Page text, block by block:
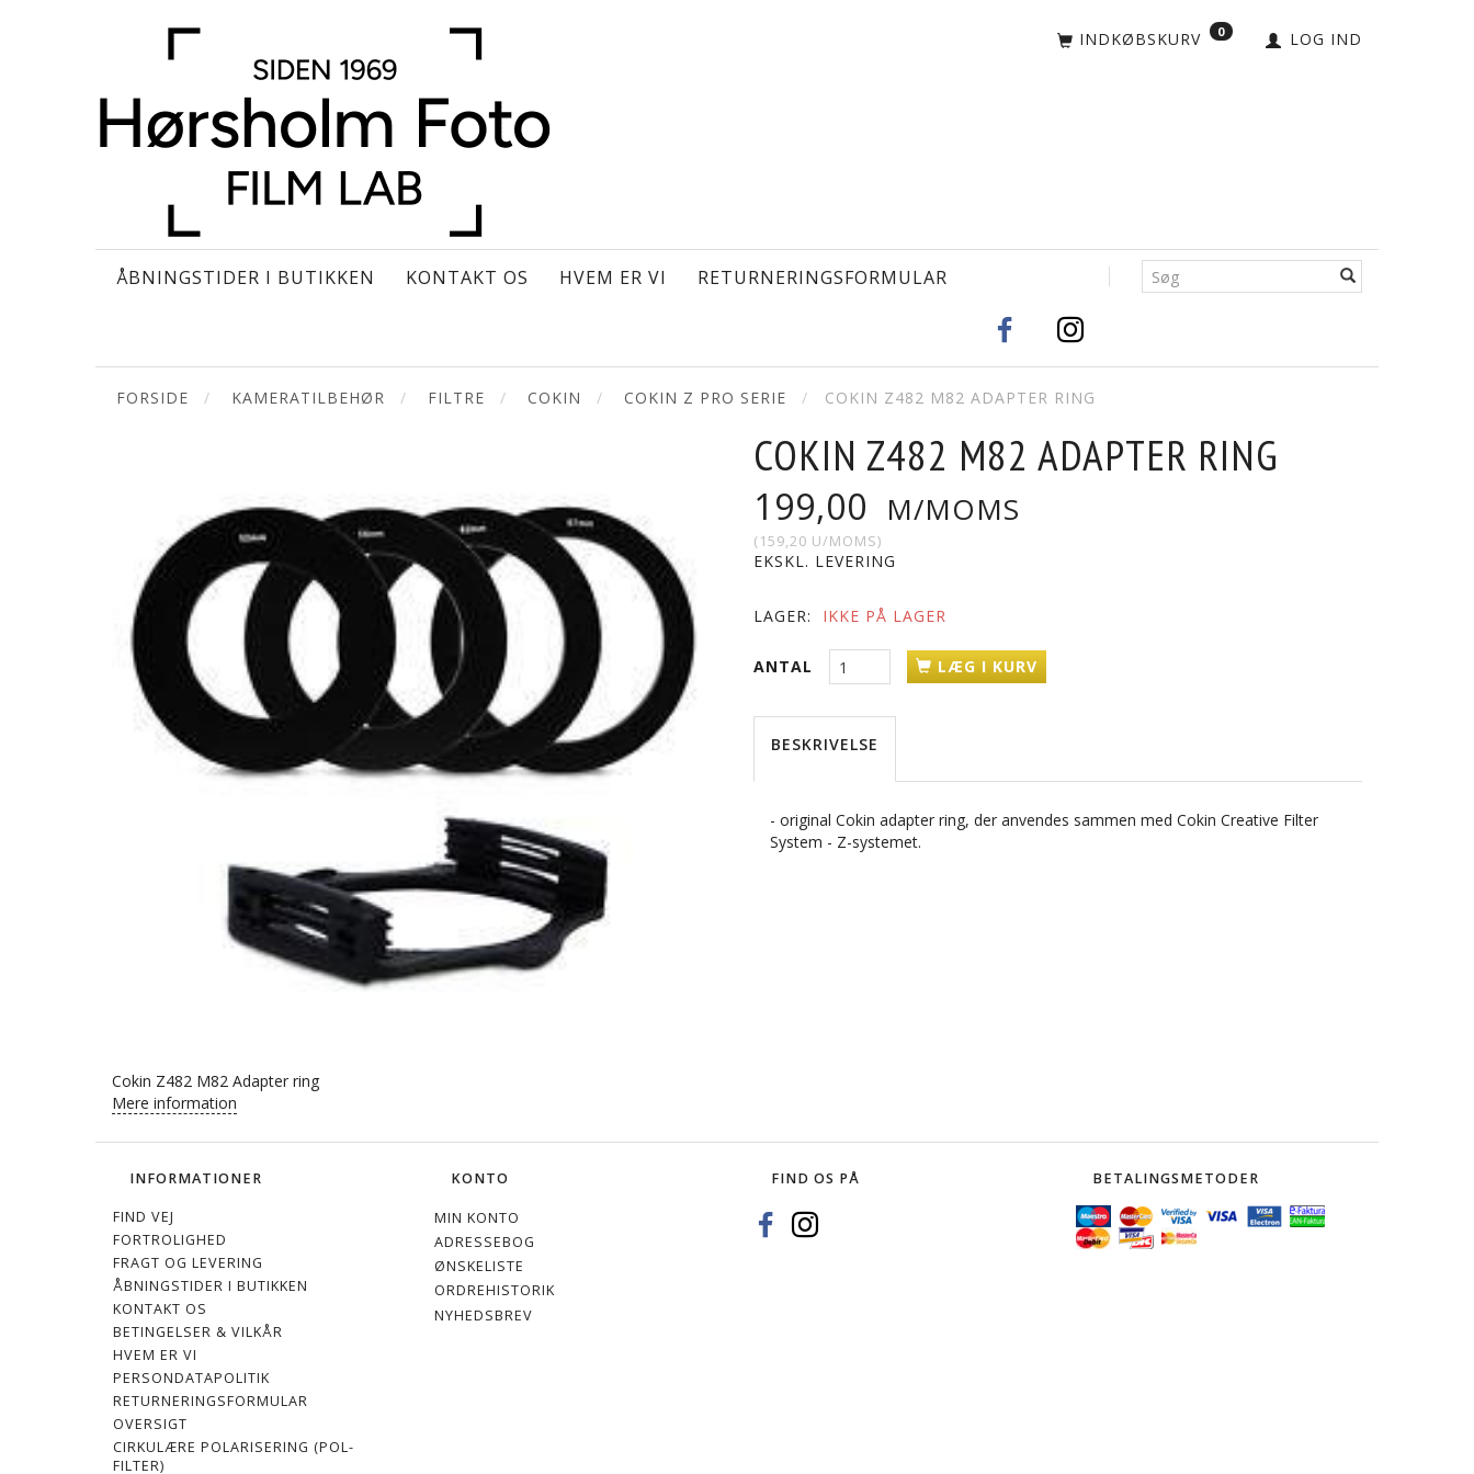
LOG IND
INDKØBSKURV 0
ÅBNINGSTIDER I BUTIKKEN KONTAKT OS HVEM ER VI RETURNERINGSFORMULAR
FORSIDE KAMERATILBEHØR FILTRE COKIN COKIN Z PRO SERIE COKIN Z482 M82 ADAPTER RING
Cokin Z482 M82 Adapter ring
Mere information
COKIN Z482 M82 ADAPTER RING
199,00 M/MOMS
(159,20 U/MOMS)
EKSKL. LEVERING
LAGER: IKKE PÅ LAGER
ANTAL LÆG I KURV
BESKRIVELSE
- original Cokin adapter ring, der anvendes sammen med Cokin Creative Filter
System - Z-systemet.
INFORMATIONER
FIND VEJ
FORTROLIGHED
FRAGT OG LEVERING
ÅBNINGSTIDER I BUTIKKEN
KONTAKT OS
BETINGELSER & VILKÅR
HVEM ER VI
PERSONDATAPOLITIK
RETURNERINGSFORMULAR
OVERSIGT
CIRKULÆRE POLARISERING (POL-
FILTER)
KONTO
MIN KONTO
ADRESSEBOG
ØNSKELISTE
ORDREHISTORIK
NYHEDSBREV
FIND OS PÅ BETALINGSMETODER